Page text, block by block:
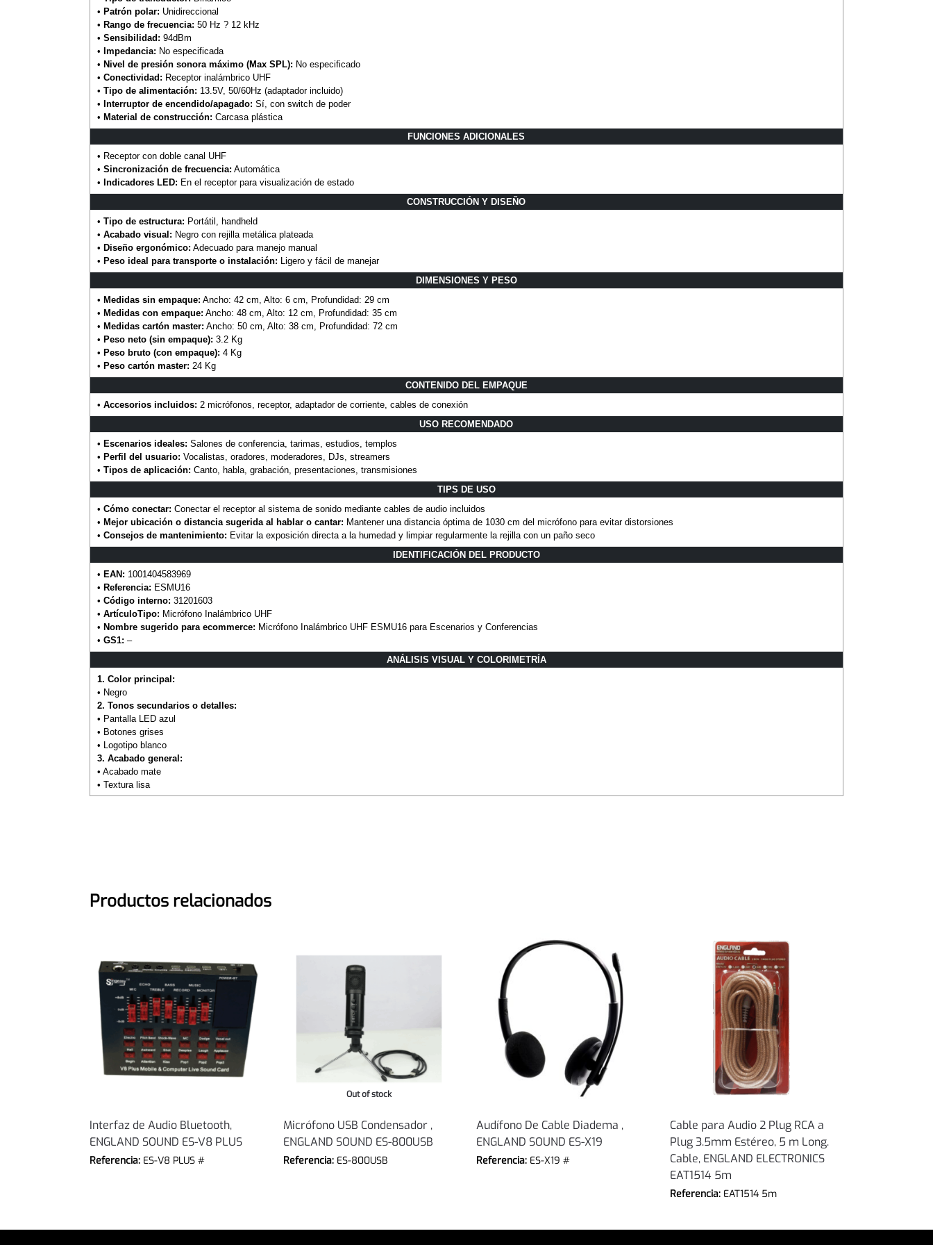
• Patrón polar: Unidireccional
• Rango de frecuencia: 50 Hz ? 12 kHz
• Sensibilidad: 94dBm
• Impedancia: No especificada
• Nivel de presión sonora máximo (Max SPL): No especificado
• Conectividad: Receptor inalámbrico UHF
• Tipo de alimentación: 13.5V, 50/60Hz (adaptador incluido)
• Interruptor de encendido/apagado: Sí, con switch de poder
• Material de construcción: Carcasa plástica
FUNCIONES ADICIONALES
• Receptor con doble canal UHF
• Sincronización de frecuencia: Automática
• Indicadores LED: En el receptor para visualización de estado
CONSTRUCCIÓN Y DISEÑO
• Tipo de estructura: Portátil, handheld
• Acabado visual: Negro con rejilla metálica plateada
• Diseño ergonómico: Adecuado para manejo manual
• Peso ideal para transporte o instalación: Ligero y fácil de manejar
DIMENSIONES Y PESO
• Medidas sin empaque: Ancho: 42 cm, Alto: 6 cm, Profundidad: 29 cm
• Medidas con empaque: Ancho: 48 cm, Alto: 12 cm, Profundidad: 35 cm
• Medidas cartón master: Ancho: 50 cm, Alto: 38 cm, Profundidad: 72 cm
• Peso neto (sin empaque): 3.2 Kg
• Peso bruto (con empaque): 4 Kg
• Peso cartón master: 24 Kg
CONTENIDO DEL EMPAQUE
• Accesorios incluidos: 2 micrófonos, receptor, adaptador de corriente, cables de conexión
USO RECOMENDADO
• Escenarios ideales: Salones de conferencia, tarimas, estudios, templos
• Perfil del usuario: Vocalistas, oradores, moderadores, DJs, streamers
• Tipos de aplicación: Canto, habla, grabación, presentaciones, transmisiones
TIPS DE USO
• Cómo conectar: Conectar el receptor al sistema de sonido mediante cables de audio incluidos
• Mejor ubicación o distancia sugerida al hablar o cantar: Mantener una distancia óptima de 1030 cm del micrófono para evitar distorsiones
• Consejos de mantenimiento: Evitar la exposición directa a la humedad y limpiar regularmente la rejilla con un paño seco
IDENTIFICACIÓN DEL PRODUCTO
• EAN: 1001404583969
• Referencia: ESMU16
• Código interno: 31201603
• ArtículoTipo: Micrófono Inalámbrico UHF
• Nombre sugerido para ecommerce: Micrófono Inalámbrico UHF ESMU16 para Escenarios y Conferencias
• GS1: –
ANÁLISIS VISUAL Y COLORIMETRÍA
1. Color principal:
• Negro
2. Tonos secundarios o detalles:
• Pantalla LED azul
• Botones grises
• Logotipo blanco
3. Acabado general:
• Acabado mate
• Textura lisa
Productos relacionados
Interfaz de Audio Bluetooth,
ENGLAND SOUND ES-V8 PLUS
Referencia: ES-V8 PLUS #
Out of stock
Micrófono USB Condensador ,
ENGLAND SOUND ES-800USB
Referencia: ES-800USB
Audífono De Cable Diadema ,
ENGLAND SOUND ES-X19
Referencia: ES-X19 #
Cable para Audio 2 Plug RCA a
Plug 3.5mm Estéreo, 5 m Long.
Cable, ENGLAND ELECTRONICS
EAT1514 5m
Referencia: EAT1514 5m